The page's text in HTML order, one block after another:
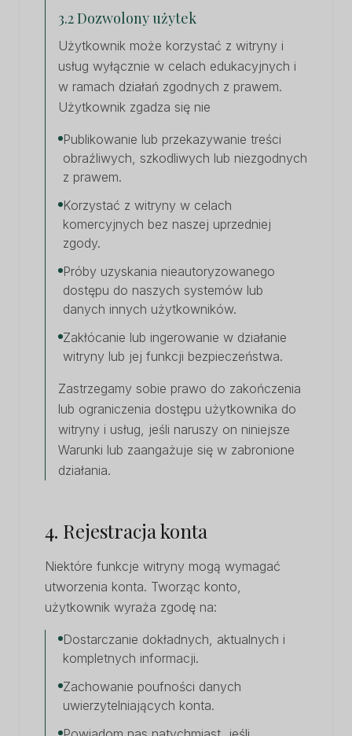
3.2 Dozwolony użytek
Użytkownik może korzystać z witryny i
usług wyłącznie w celach edukacyjnych i
w ramach działań zgodnych z prawem.
Użytkownik zgadza się nie
Publikowanie lub przekazywanie treści
obraźliwych, szkodliwych lub niezgodnych
z prawem.
Korzystać z witryny w celach
komercyjnych bez naszej uprzedniej
zgody.
Próby uzyskania nieautoryzowanego
dostępu do naszych systemów lub
danych innych użytkowników.
Zakłócanie lub ingerowanie w działanie
witryny lub jej funkcji bezpieczeństwa.
Zastrzegamy sobie prawo do zakończenia
lub ograniczenia dostępu użytkownika do
witryny i usług, jeśli naruszy on niniejsze
Warunki lub zaangażuje się w zabronione
działania.
4. Rejestracja konta
Niektóre funkcje witryny mogą wymagać
utworzenia konta. Tworząc konto,
użytkownik wyraża zgodę na:
Dostarczanie dokładnych, aktualnych i
kompletnych informacji.
Zachowanie poufności danych
uwierzytelniających konta.